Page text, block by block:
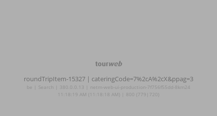
TourWeb
NetMatch
roundTripItem-15327 | cateringCode=7%2cA%2cX&ppag=3
be | Search | 380.0.0.13 | netm-web-ui-production-7f756f55dd-8km24
11:18:19 AM (11:18:18 AM) | 800 (779|720)